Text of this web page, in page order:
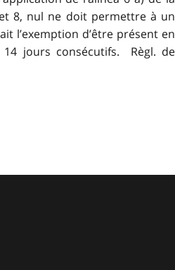
8, nul ne doit permettre à un
l’exemption d’être présent en
jours consécutifs. Règl. de